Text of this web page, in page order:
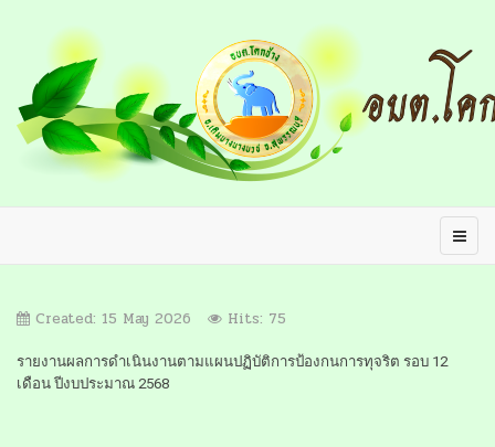
Created: 15 May 2026 Hits: 75
รายงานผลการดำเนินงานตามแผนปฏิบัติการป้องกนการทุจริต รอบ 12
เดือน ปีงบประมาณ 2568